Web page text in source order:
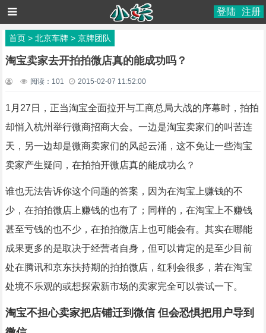
登陆 注册
首页> 北京车牌> 京牌团队
淘宝卖家去开拍拍微店真的能成功吗？
阅读： 101 2015-02-07 11:52:00
1月27日，正当淘宝全面拉开与工商总局大战的序幕时，拍拍
却悄入杭州举行微商招商大会。一边是淘宝卖家们的叫苦连
天，另一边却是微商卖家们的风起云涌，这不免让一些淘宝
卖家产生疑问，在拍拍开微店真的能成功么？
谁也无法告诉你这个问题的答案，因为在淘宝上赚钱的不
少，在拍拍微店上赚钱的也有了；同样的，在淘宝上不赚钱
甚至亏钱的也不少，在拍拍微店上也可能会有。其实在哪能
成果更多的是取决于经营者自身，但可以肯定的是至少目前
处在腾讯和京东扶持期的拍拍微店，红利会很多，若在淘宝
处境不乐观的或想探索新市场的卖家完全可以尝试一下。
淘宝不担心卖家把店铺迁到微信 但会恐惧把用户导到